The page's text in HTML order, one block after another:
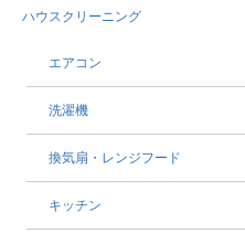
ハウスクリーニング
エアコン
洗濯機
換気扇・レンジフード
キッチン